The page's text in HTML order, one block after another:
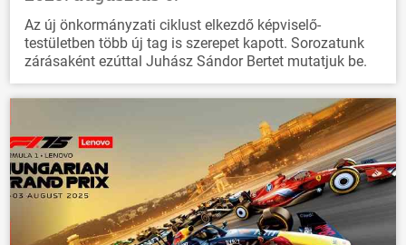
Az új önkormányzati ciklust elkezdő képviselő-
testületben több új tag is szerepet kapott. Sorozatunk
zárásaként ezúttal Juhász Sándor Bertet mutatjuk be.